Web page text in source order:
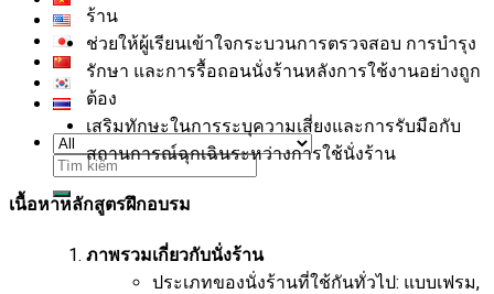
ค้นหา:
ร้าน
ช่วยให้ผู้เรียนเข้าใจกระบวนการตรวจสอบ การบำรุง
รักษา และการรื้อถอนนั่งร้านหลังการใช้งานอย่างถูก
ต้อง
เสริมทักษะในการระบุความเสี่ยงและการรับมือกับ
สถานการณ์ฉุกเฉินระหว่างการใช้นั่งร้าน
เนื้อหาหลักสูตรฝึกอบรม
ภาพรวมเกี่ยวกับนั่งร้าน
ประเภทของนั่งร้านที่ใช้กันทั่วไป: แบบเฟรม,